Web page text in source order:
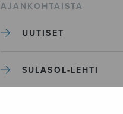
AJANKOHTAISTA
UUTISET
SULASOL-LEHTI